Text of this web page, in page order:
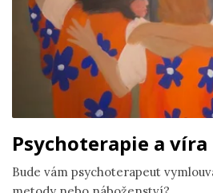
Psychoterapie a víra
Bude vám psychoterapeut